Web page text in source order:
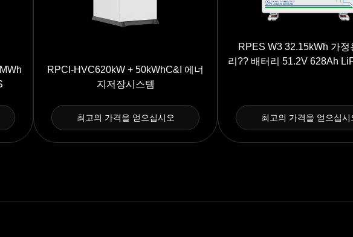
RPCI-HVC620kW + 50kWhC&I 에너
지저장시스템
최고의 가격을 얻으십시오
RPES W3 32.15kWh 가정
리?? 배터리 51.2V 628Ah
최고의 가격을 얻으십시